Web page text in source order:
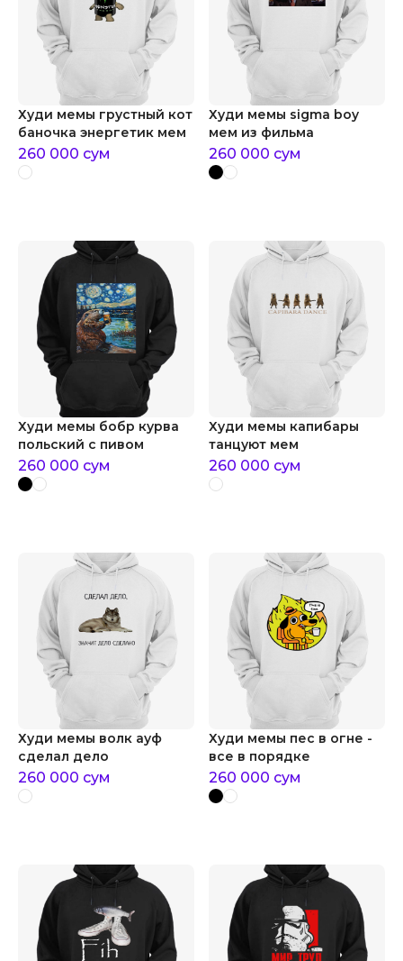
Худи мемы грустный кот
баночка энергетик мем
260 000 сум
Худи мемы sigma boy
мем из фильма
260 000 сум
Худи мемы бобр курва
польский с пивом
260 000 сум
Худи мемы капибары
танцуют мем
260 000 сум
Худи мемы волк ауф
сделал дело
260 000 сум
Худи мемы пес в огне -
все в порядке
260 000 сум